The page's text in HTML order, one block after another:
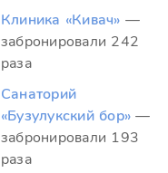
Клиника «Кивач» —
забронировали 242
раза
Санаторий
«Бузулукский бор» —
забронировали 193
раза